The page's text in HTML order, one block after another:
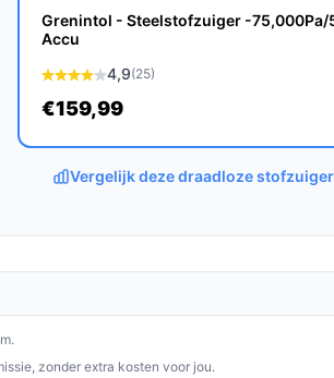
aanpassingen te maken.
stofzuigers?
keuze maakt vergeleken met
stille en efficiënte oplossing voor al
gebruiksgemak is het een must-have
Grenintol - Steelstofzuiger -75,000Pa/
Accu
4,9(25)
€159,99
Vergelijk deze draadloze
zonder extra kosten voor jou.